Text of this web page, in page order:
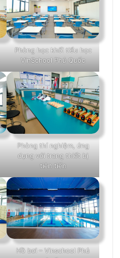
Phòng học khối tiểu học
VinSchool Phú Quốc
Phòng thí nghiệm, ứng
dụng với trang thiết bị
tiên tiến
Hồ bơi – Vinschool Phú